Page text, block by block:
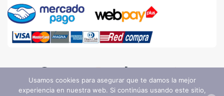
Usamos cookies para asegurar que te damos la mejor
experiencia en nuestra web. Si continúas usando este sitio,